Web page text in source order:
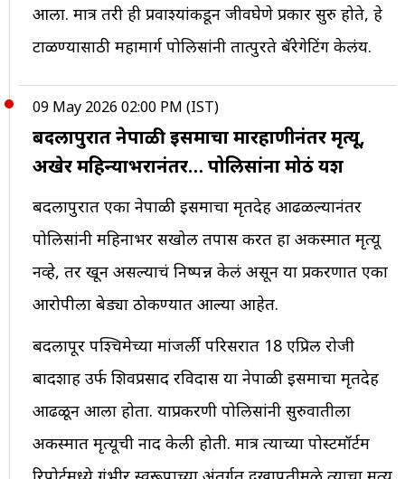
आला. मात्र तरी ही प्रवाश्यांकडून जीवघेणे प्रकार सुरु होते, हे
टाळण्यासाठी महामार्ग पोलिसांनी तात्पुरते बॅरेगेटिंग केलंय.
09 May 2026 02:00 PM (IST)
बदलापुरात नेपाळी इसमाचा मारहाणीनंतर मृत्यू,
अखेर महिन्याभरानंतर… पोलिसांना मोठं यश
बदलापुरात एका नेपाळी इसमाचा मृतदेह आढळल्यानंतर
पोलिसांनी महिनाभर सखोल तपास करत हा अकस्मात मृत्यू
नव्हे, तर खून असल्याचं निष्पन्न केलं असून या प्रकरणात एका
आरोपीला बेड्या ठोकण्यात आल्या आहेत.
बदलापूर पश्चिमेच्या मांजर्ली परिसरात 18 एप्रिल रोजी
बादशाह उर्फ शिवप्रसाद रविदास या नेपाळी इसमाचा मृतदेह
आढळून आला होता. याप्रकरणी पोलिसांनी सुरुवातीला
अकस्मात मृत्यूची नोंद केली होती. मात्र त्याच्या पोस्टमॉर्टम